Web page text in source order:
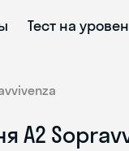
Тест на
A2